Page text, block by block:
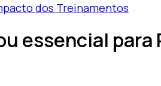
dos Treinamentos
essencial para